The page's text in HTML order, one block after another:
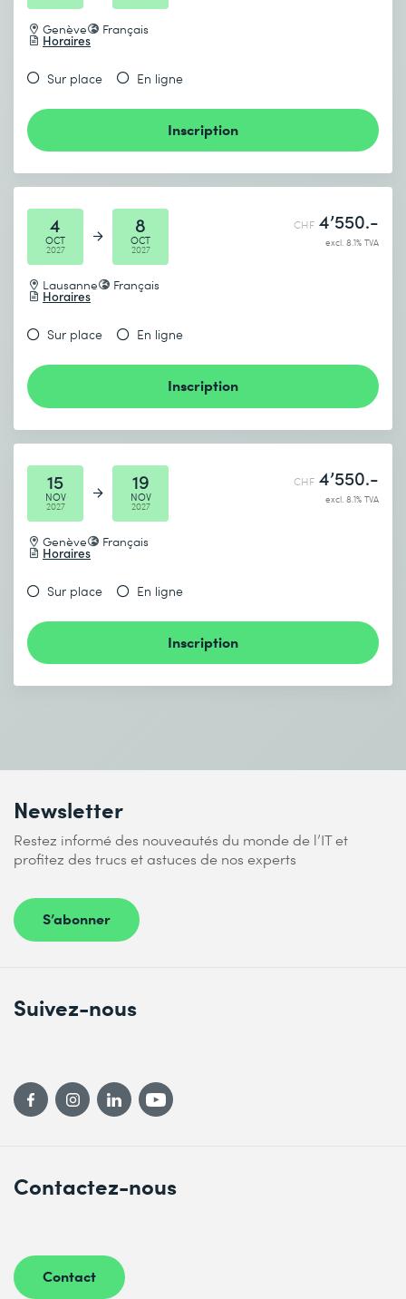
Genève Français
Horaires
Sur place En ligne
Inscription
4
OCT
2027
8
OCT
2027
Lausanne Français
Horaires
CHF 4’550.-
excl. 8.1% TVA
Sur place En ligne
Inscription
15
NOV
2027
19
NOV
2027
Genève Français
Horaires
CHF 4’550.-
excl. 8.1% TVA
Sur place En ligne
Inscription
Newsletter
Restez informé des nouveautés du monde de l’IT et
profitez des trucs et astuces de nos experts
S’abonner
Contactez-nous
Contact
Suivez-nous